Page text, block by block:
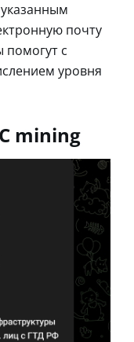
почту
помогут с
уровня
mining